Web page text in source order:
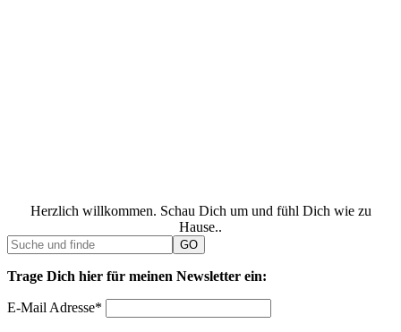
Herzlich willkommen. Schau Dich um und fühl Dich wie zu
Hause..
Trage Dich hier für meinen Newsletter ein:
E-Mail Adresse*